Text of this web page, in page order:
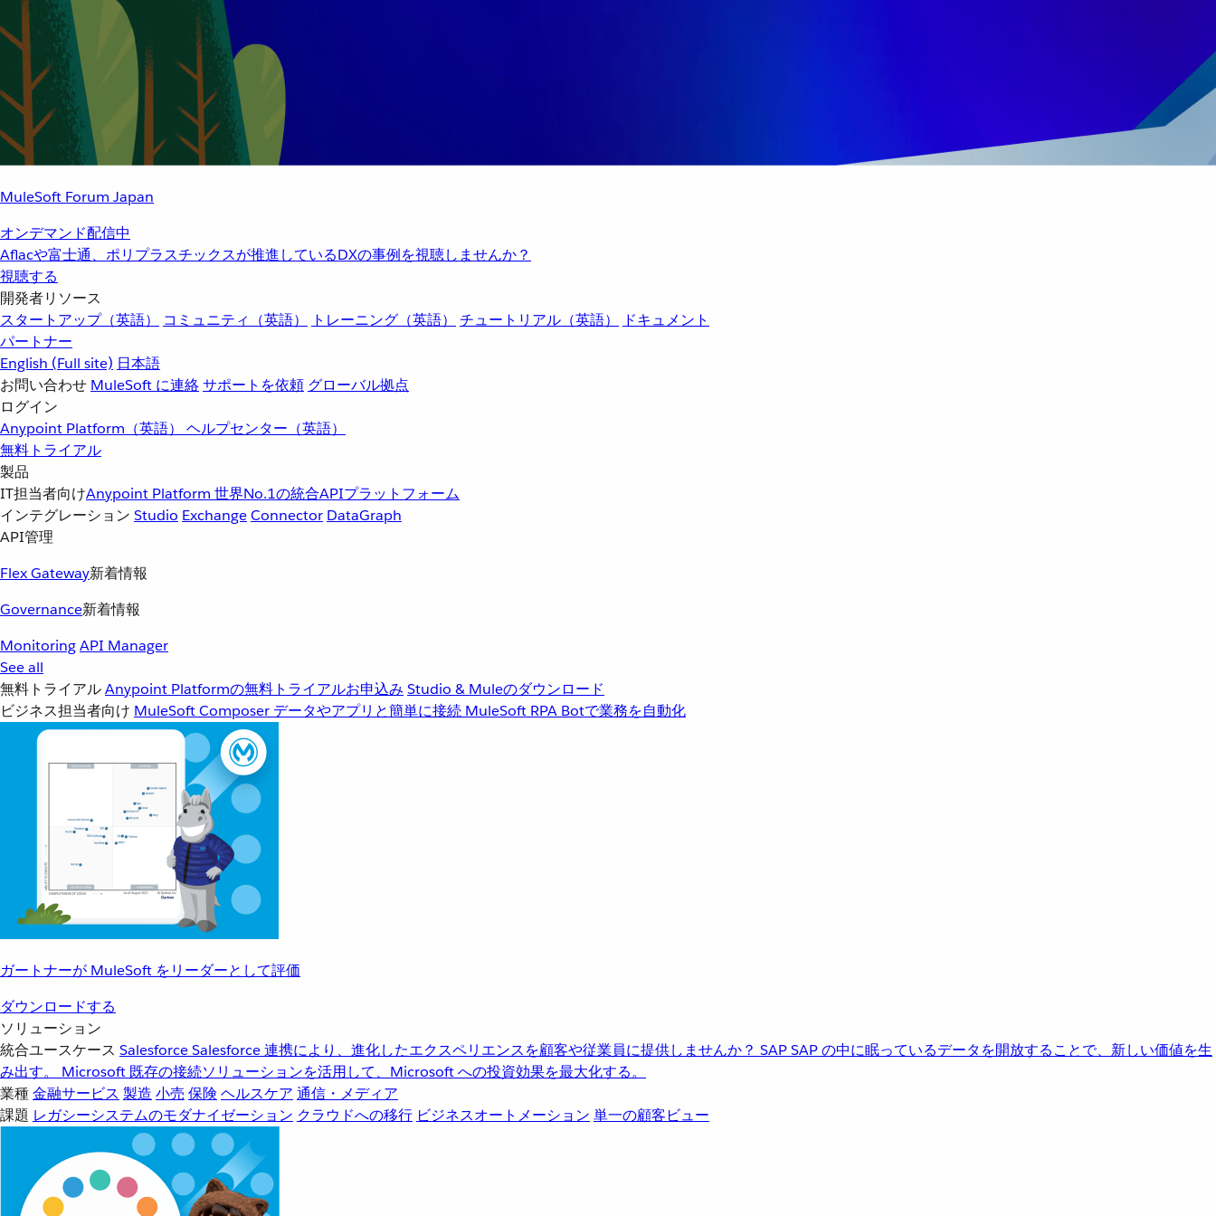
MuleSoft Forum Japan
オンデマンド配信中
Aflacや富士通、ポリプラスチックスが推進しているDXの事例を視聴しませんか？
視聴する
開発者リソース
スタートアップ（英語）
コミュニティ（英語） トレーニング（英語） チュートリアル（英語）
ドキュメント
パートナー
English (Full site) 日本語
お問い合わせ MuleSoft に連絡サポートを依頼 グローバル拠点
ログイン
Anypoint Platform（英語） ヘルプセンター（英語）
無料トライアル
製品
IT担当者向けAnypoint Platform 世界No.1の統合APIプラットフォーム
インテグレーション Studio ExchangeConnector DataGraph
API管理
Flex Gateway新着情報
Governance新着情報
MonitoringAPI Manager
See all
無料トライアルAnypoint Platformの無料トライアルお申込み Studio & Muleのダウンロード
ビジネス担当者向け MuleSoft Composer データやアプリと簡単に接続 MuleSoft RPA Botで業務を自動化
ガートナーが MuleSoft をリーダーとして評価
ダウンロードする
ソリューション
統合ユースケース SalesforceSalesforce 連携により、進化したエクスペリエンスを顧客や従業員に提供しませんか？ SAPSAP の中に眠っているデータを開放することで、新しい価値を生
み出す。
Microsoft 既存の接続ソリューションを活用して、Microsoft への投資効果を最大化する。
業種金融サービス 製造 小売 保険 ヘルスケア 通信・メディア
課題 レガシーシステムのモダナイゼーション クラウドへの移行 ビジネスオートメーション 単一の顧客ビュー